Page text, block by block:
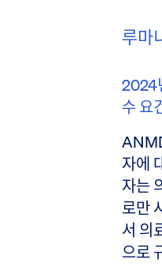
루마
2024
수 요
자에
자는
로만
서 의
으로